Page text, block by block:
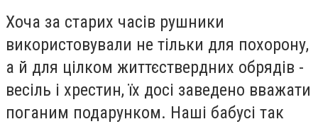
Хоча за старих часів рушники
використовували не тільки для похорону,
а й для цілком життєствердних обрядів -
весіль і хрестин, їх досі заведено вважати
поганим подарунком. Наші бабусі так